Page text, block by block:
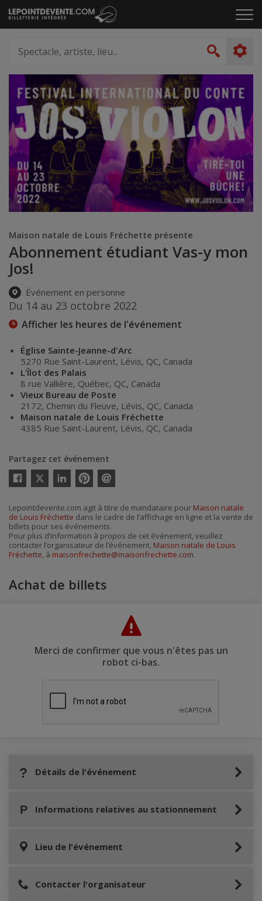
Passer
au
le
artiste,
lieu...
Maison natale de Louis Fréchette présente
Abonnement étudiant Vas-y mon
Jos!
Événement en personne
Du 14 au 23 octobre 2022
Afficher les heures de l'événement
Église Sainte-Jeanne-d'Arc
5270 Rue Saint-Laurent, Lévis, QC, Canada
L’Îlot des Palais
8 rue Vallière, Québec, QC, Canada
Vieux Bureau de Poste
2172, Chemin du Fleuve, Lévis, QC, Canada
Maison natale de Louis Fréchette
4385 Rue Saint-Laurent, Lévis, QC, Canada
Partagez cet événement
Twitter
courriel
Lepointdevente.com agit à titre de mandataire pour Maison natale
de Louis Fréchette dans le cadre de l’affichage en ligne et la vente de
billets pour ses événements.
Pour plus d’information à propos de cet événement, veuillez
contacter l’organisateur de l’événement, Maison natale de Louis
Fréchette, à maisonfrechette@maisonfrechette.com.
Achat de billets
Merci de confirmer que vous n'êtes pas un
robot ci-bas.
Détails de l'événement
Informations relatives au stationnement
Lieu de l'événement
Contacter l'organisateur